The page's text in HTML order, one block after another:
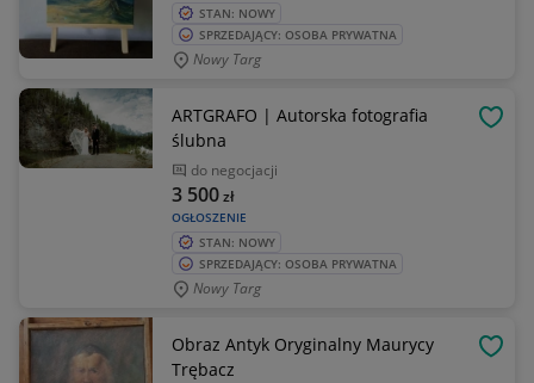
STAN: NOWY
SPRZEDAJĄCY: OSOBA PRYWATNA
Nowy Targ
ARTGRAFO | Autorska fotografia
ślubna
do negocjacji
OGŁOSZENIE
3 500zł
STAN: NOWY
SPRZEDAJĄCY: OSOBA PRYWATNA
Nowy Targ
Obraz Antyk Oryginalny Maurycy
Trębacz